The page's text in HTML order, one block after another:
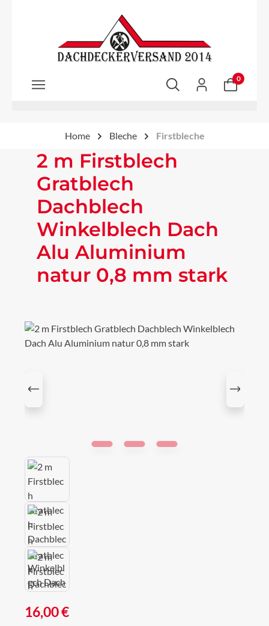
Zum Hauptinhalt springen
0
Home Bleche Firstbleche
2 m Firstblech
Gratblech
Dachblech
Winkelblech Dach
Alu Aluminium
natur 0,8 mm stark
Bildergalerie überspringen
Regulärer Preis:
16,00 €